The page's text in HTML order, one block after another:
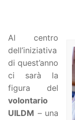
Al centro
dell’iniziativa
di quest’anno
ci sarà la
figura del
volontario
UILDM – una